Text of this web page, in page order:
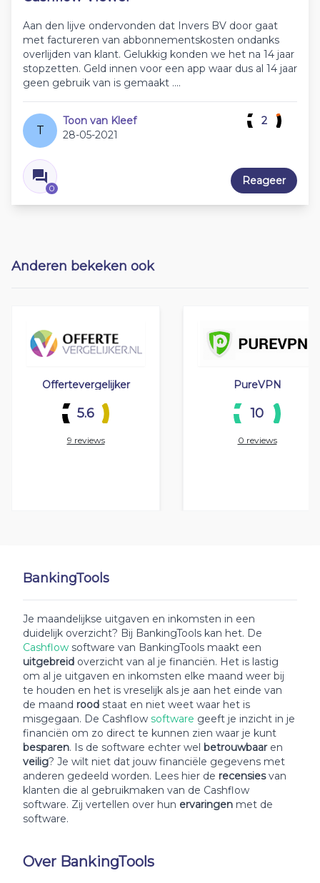
BankingTools
Je maandelijkse uitgaven en inkomsten in een
duidelijk overzicht? Bij BankingTools kan het. De
Cashflow software van BankingTools maakt een
uitgebreid overzicht van al je financiën. Het is lastig
om al je uitgaven en inkomsten elke maand weer bij
te houden en het is vreselijk als je aan het einde van
de maand rood staat en niet weet waar het is
misgegaan. De Cashflow software geeft je inzicht in je
financiën om zo direct te kunnen zien waar je kunt
besparen. Is de software echter wel betrouwbaar en
veilig? Je wilt niet dat jouw financiële gegevens met
anderen gedeeld worden. Lees hier de recensiesvan
klanten die al gebruikmaken van de Cashflow
software. Zij vertellen over hun ervaringen met de
software.
Over BankingTools
Aan den lijve ondervonden dat Invers BV door gaat
met factureren van abbonnementskosten ondanks
overlijden van klant. Gelukkig konden we het na 14 jaar
stopzetten. Geld innen voor een app waar dus al 14 jaar
geen gebruik van is gemaakt ....
T
Toon van Kleef
28-05-2021
0
2
Reageer
Anderen bekeken ook
Offertevergelijker
5.6
9 reviews
PureVPN
10
0 reviews